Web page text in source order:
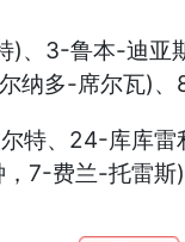
、3-鲁本-迪
多-席尔瓦)
、24-库库
7-费兰-托雷斯)